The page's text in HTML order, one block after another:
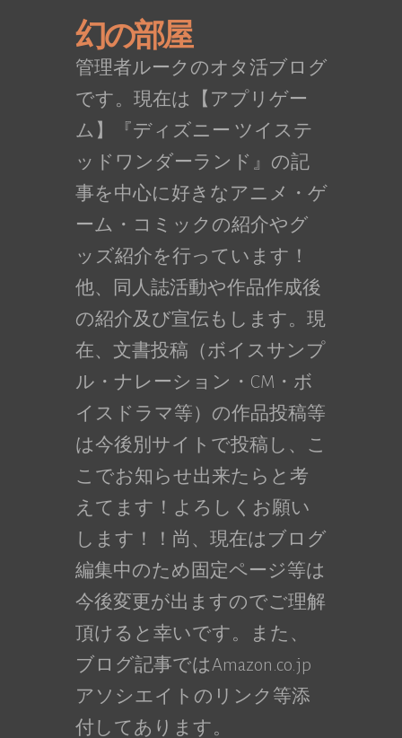
幻の部屋
管理者ルークのオタ活ブログ
です。現在は【アプリゲー
ム】『ディズニー ツイステ
ッドワンダーランド』の記
事を中心に好きなアニメ・ゲ
ーム・コミックの紹介やグ
ッズ紹介を行っています！
他、同人誌活動や作品作成後
の紹介及び宣伝もします。現
在、文書投稿（ボイスサンプ
ル・ナレーション・CM・ボ
イスドラマ等）の作品投稿等
は今後別サイトで投稿し、こ
こでお知らせ出来たらと考
えてます！よろしくお願い
します！！尚、現在はブログ
編集中のため固定ページ等は
今後変更が出ますのでご理解
頂けると幸いです。また、
ブログ記事ではAmazon.co.jp
アソシエイトのリンク等添
付してあります。